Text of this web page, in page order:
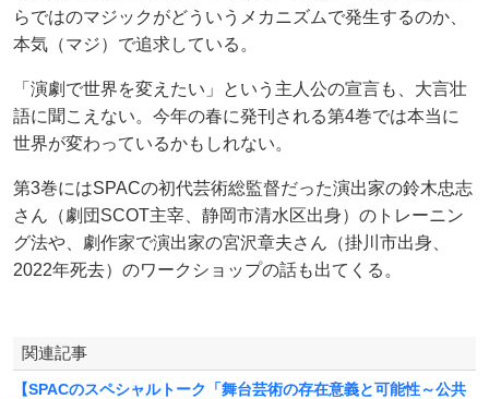
らではのマジックがどういうメカニズムで発生するのか、
本気（マジ）で追求している。
「演劇で世界を変えたい」という主人公の宣言も、大言壮
語に聞こえない。今年の春に発刊される第4巻では本当に
世界が変わっているかもしれない。
第3巻にはSPACの初代芸術総監督だった演出家の鈴木忠志
さん（劇団SCOT主宰、静岡市清水区出身）のトレーニン
グ法や、劇作家で演出家の宮沢章夫さん（掛川市出身、
2022年死去）のワークショップの話も出てくる。
関連記事
【SPACのスペシャルトーク「舞台芸術の存在意義と可能性～公共